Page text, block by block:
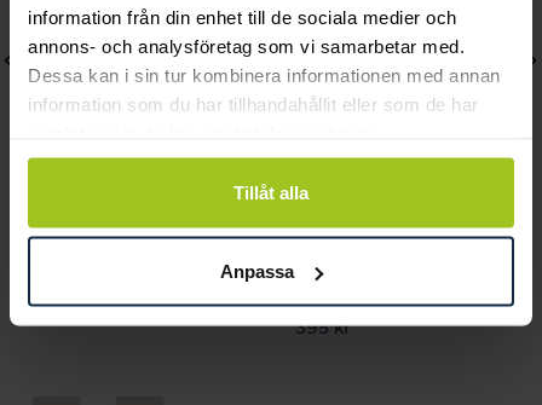
information från din enhet till de sociala medier och
annons- och analysföretag som vi samarbetar med.
Dessa kan i sin tur kombinera informationen med annan
information som du har tillhandahållit eller som de har
Tillåt alla
Anpassa
Caroline Svedbom
Amelia Ring / Light Rose
Caroline Svedbom
Pris:395 kr
395 kr